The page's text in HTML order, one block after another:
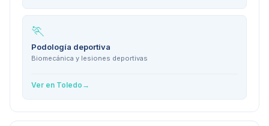
🏃
Podología deportiva
Biomecánica y lesiones deportivas
Ver en Toledo →